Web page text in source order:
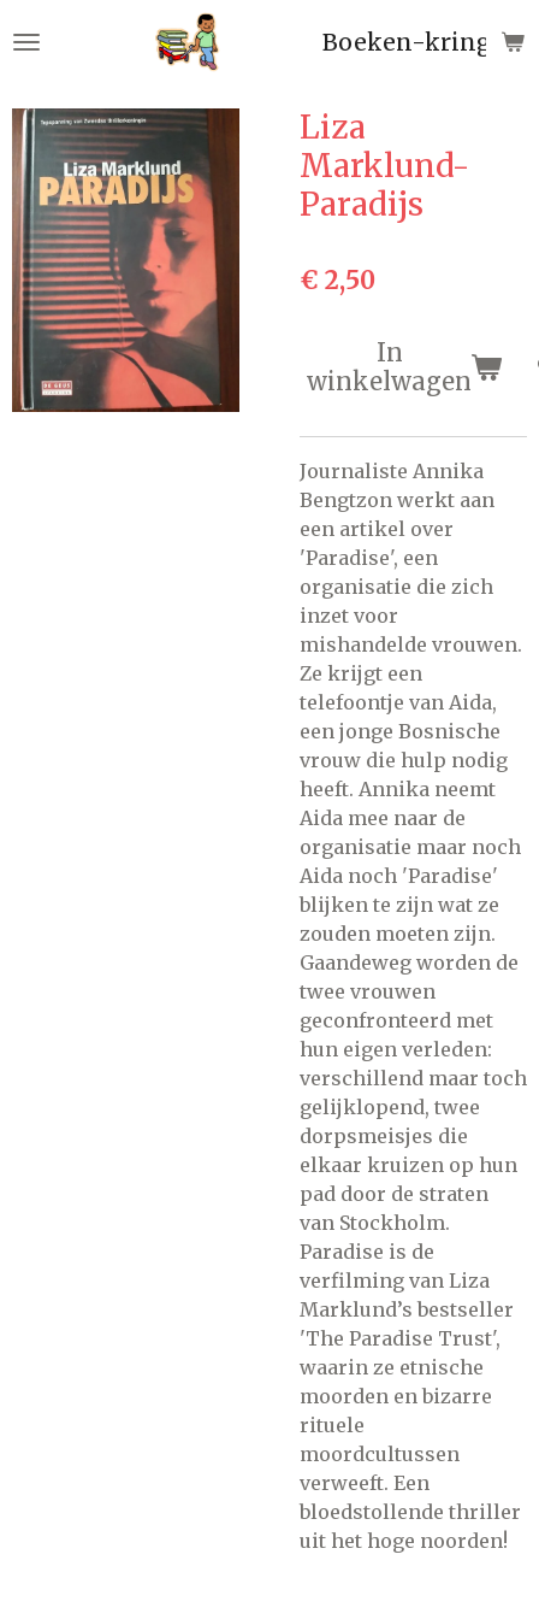
direct
de
hoofdinhoud
Boeken-
Liza
Marklund-
Paradijs
€ 2,50
In
winkelwagen
Journaliste Annika
Bengtzon werkt aan
een artikel over
'Paradise', een
organisatie die zich
inzet voor
mishandelde vrouwen.
Ze krijgt een
telefoontje van Aida,
een jonge Bosnische
vrouw die hulp nodig
heeft. Annika neemt
Aida mee naar de
organisatie maar noch
Aida noch 'Paradise'
blijken te zijn wat ze
zouden moeten zijn.
Gaandeweg worden de
twee vrouwen
geconfronteerd met
hun eigen verleden:
verschillend maar toch
gelijklopend, twee
dorpsmeisjes die
elkaar kruizen op hun
pad door de straten
van Stockholm.
Paradise is de
verfilming van Liza
Marklund’s bestseller
'The Paradise Trust',
waarin ze etnische
moorden en bizarre
rituele
moordcultussen
verweeft. Een
bloedstollende thriller
uit het hoge noorden!